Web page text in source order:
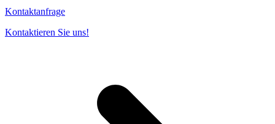
Kontaktanfrage
Kontaktieren Sie uns!